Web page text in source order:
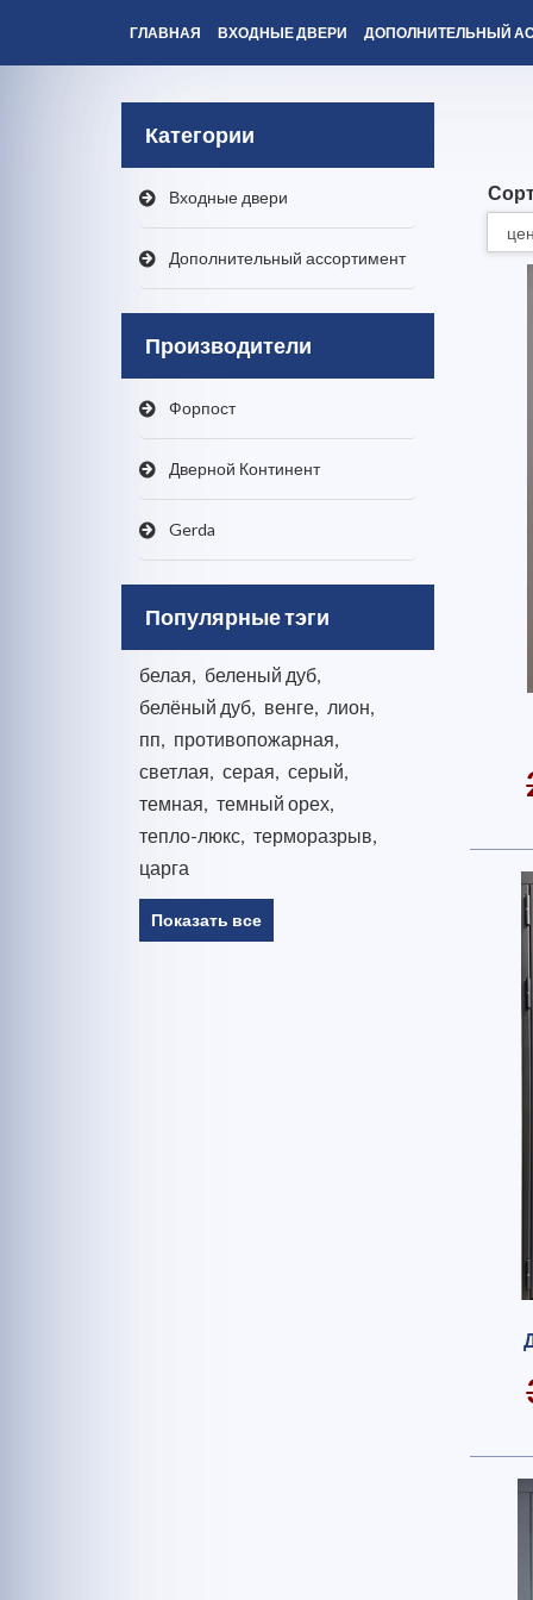
ГЛАВНАЯ ВХОДНЫЕ ДВЕРИ ДОПОЛНИТЕЛЬНЫЙ
Категории
Входные двери
Дополнительный ассортимент
Производители
Форпост
Дверной Континент
Gerda
Популярные тэги
белая, беленый дуб,
белёный дуб, венге, лион,
пп, противопожарная,
светлая, серая, серый,
темная, темный орех,
тепло-люкс, терморазрыв,
царга
Показать все